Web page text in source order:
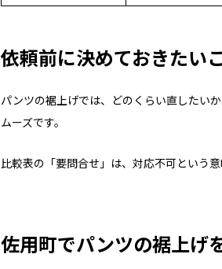
依頼前に決めておきたい
パンツの裾上げでは、どのくらい直したい
ムーズです。
比較表の「要問合せ」は、対応不可という
佐用町でパンツの裾上げ